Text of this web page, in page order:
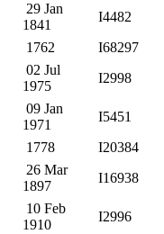
29 Jan
1841
I4482
1762
I68297
02 Jul
1975
I2998
09 Jan
1971
I5451
1778
I20384
26 Mar
1897
I16938
10 Feb
1910
I2996